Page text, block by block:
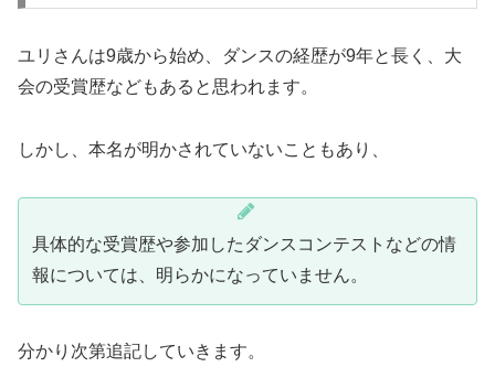
ユリさんは9歳から始め、ダンスの経歴が9年と長く、大
会の受賞歴などもあると思われます。
しかし、本名が明かされていないこともあり、
具体的な受賞歴や参加したダンスコンテストなどの情
報については、明らかになっていません。
分かり次第追記していきます。